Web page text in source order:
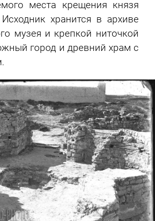
места крещения князя
хранится в архиве
музея и крепкой ниточкой
город и древний храм с